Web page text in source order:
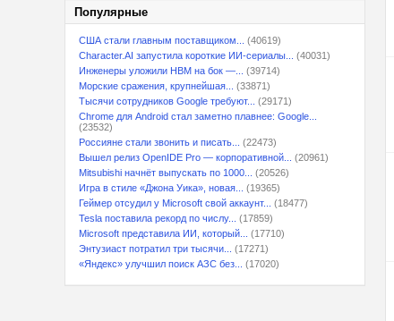
Популярные
США стали главным поставщиком...
(40619)
Character.AI запустила короткие ИИ-сериалы...
(40031)
Инженеры уложили HBM на бок —...
(39714)
Морские сражения, крупнейшая...
(33871)
Тысячи сотрудников Google требуют...
(29171)
Chrome для Android стал заметно плавнее: Google...
(23532)
Россияне стали звонить и писать...
(22473)
Вышел релиз OpenIDE Pro — корпоративной...
(20961)
Mitsubishi начнёт выпускать по 1000...
(20526)
Игра в стиле «Джона Уика», новая...
(19365)
Геймер отсудил у Microsoft свой аккаунт...
(18477)
Tesla поставила рекорд по числу...
(17859)
Microsoft представила ИИ, который...
(17710)
Энтузиаст потратил три тысячи...
(17271)
«Яндекс» улучшил поиск АЗС без...
(17020)